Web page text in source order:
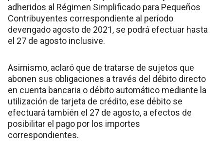
adheridos al Régimen Simplificado para Pequeños
Contribuyentes correspondiente al período
devengado agosto de 2021, se podrá efectuar hasta
el 27 de agosto inclusive.
Asimismo, aclaró que de tratarse de sujetos que
abonen sus obligaciones a través del débito directo
en cuenta bancaria o débito automático mediante la
utilización de tarjeta de crédito, ese débito se
efectuará también el 27 de agosto, a efectos de
posibilitar el pago por los importes
correspondientes.